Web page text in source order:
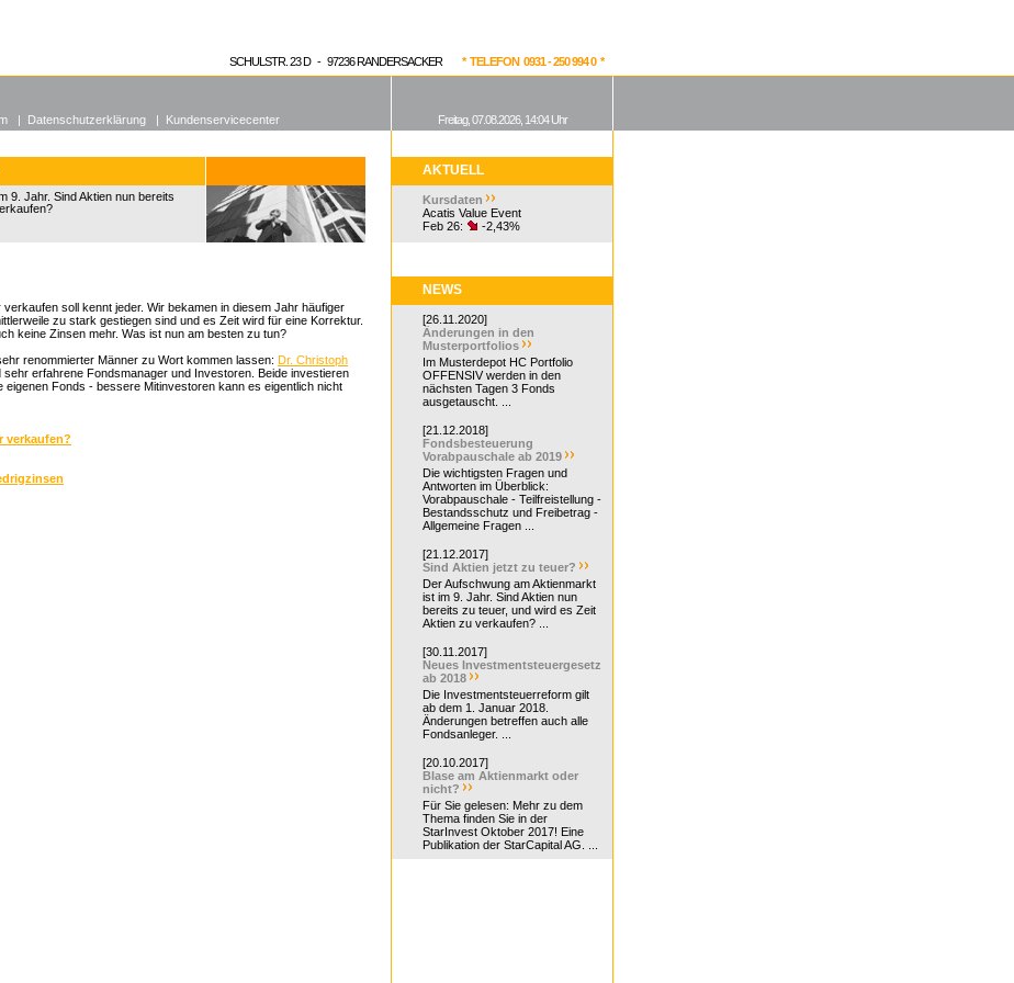
Fonds
Hedgefonds?
SCHULSTR. 23 D - 97236 RANDERSACKER * TELEFON 0931 - 250 994 0 *
9. Jahr. Sind Aktien nun bereits
soll kennt jeder. Wir bekamen in diesem Jahr häufiger
zu stark gestiegen sind und es Zeit wird für eine Korrektur.
keine Zinsen mehr. Was ist nun am besten zu tun?
renommierter Männer zu Wort kommen lassen: Dr. Christoph
sehr erfahrene Fondsmanager und Investoren. Beide investieren
eigenen Fonds - bessere Mitinvestoren kann es eigentlich nicht
verkaufen?
AKTUELL
Kursdaten
Acatis Value Event
Feb 26:
-2,43%
NEWS
[26.11.2020]
Änderungen in den
Musterportfolios
Im Musterdepot HC Portfolio
OFFENSIV werden in den
nächsten Tagen 3 Fonds
ausgetauscht. ...
[21.12.2018]
Fondsbesteuerung
Vorabpauschale ab 2019
Die wichtigsten Fragen und
Antworten im Überblick:
Vorabpauschale - Teilfreistellung -
Bestandsschutz und Freibetrag -
Allgemeine Fragen ...
[21.12.2017]
Sind Aktien jetzt zu teuer?
Der Aufschwung am Aktienmarkt
ist im 9. Jahr. Sind Aktien nun
bereits zu teuer, und wird es Zeit
Aktien zu verkaufen? ...
[30.11.2017]
Neues Investmentsteuergesetz
ab 2018
Die Investmentsteuerreform gilt
ab dem 1. Januar 2018.
Änderungen betreffen auch alle
Fondsanleger. ...
[20.10.2017]
Blase am Aktienmarkt oder
nicht?
Für Sie gelesen: Mehr zu dem
Thema finden Sie in der
StarInvest Oktober 2017! Eine
Publikation der StarCapital AG. ...
| Datenschutzerklärung | Kundenservicecenter Freitag, 07.08.2026, 14:04 Uhr